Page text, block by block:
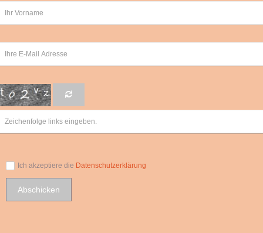
Ich akzeptiere die Datenschutzerklärung
Abschicken